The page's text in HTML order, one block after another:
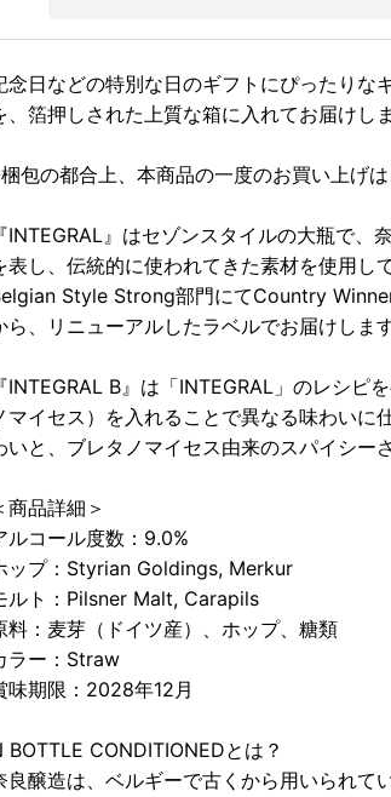
念日などの特別な日のギフトにぴったりな
、箔押しされた上質な箱に入れてお届けし
包の都合上、本商品の一度のお買い上げ
『INTEGRAL』はセゾンスタイルの大瓶で
表し、伝統的に使われてきた素材を使用
Style Strong部門にてCountry
ら、リニューアルしたラベルでお届けしま
『INTEGRAL B』は「INTEGRAL」のレシ
マイセス）を入れることで異なる味わい
いと、ブレタノマイセス由来のスパイシー
商品詳細＞
ルコール度数：9.0%
ップ：Styrian Goldings, Merkur
ルト：Pilsner Malt, Carapils
料：麦芽（ドイツ産）、ホップ、糖類
ラー：Straw
味期限：2028年12月
BOTTLE CONDITIONEDとは？
良醸造は、ベルギーで古くから用いられて